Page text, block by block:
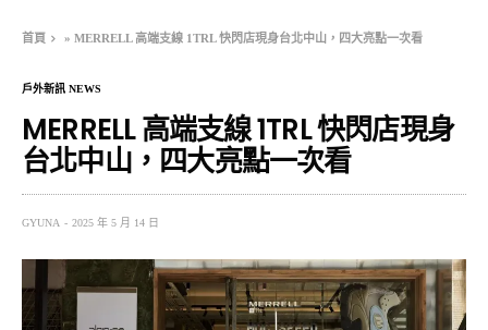
首頁 »MERRELL 高端支線 1TRL 快閃店現身台北中山，四大亮點一次看
戶外新訊 NEWS
MERRELL 高端支線 1TRL 快閃店現身
台北中山，四大亮點一次看
GYUNA 2025 年 5 月 14 日